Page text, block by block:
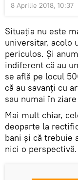
8 Aprilie 2018, 10:37
Situaţia nu este
universitar, acolo
periculos. Şi
indiferent că au
se află pe locul
că au savanţi cu
sau numai în
Mai mult chiar,
deoparte la
bani şi că trebuie
nici o perspectivă.